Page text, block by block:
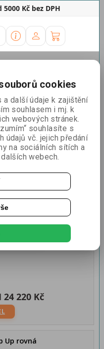
Kč bez DPH
Up
Nejprodávanější
Up oblá
24 220 Kč
Up rovná
cookies
další údaje k zajištění
souhlasem i mj. k
webových stránek.
souhlasíte s
údajů vč. jejich předání
na sociálních sítích a
webech.